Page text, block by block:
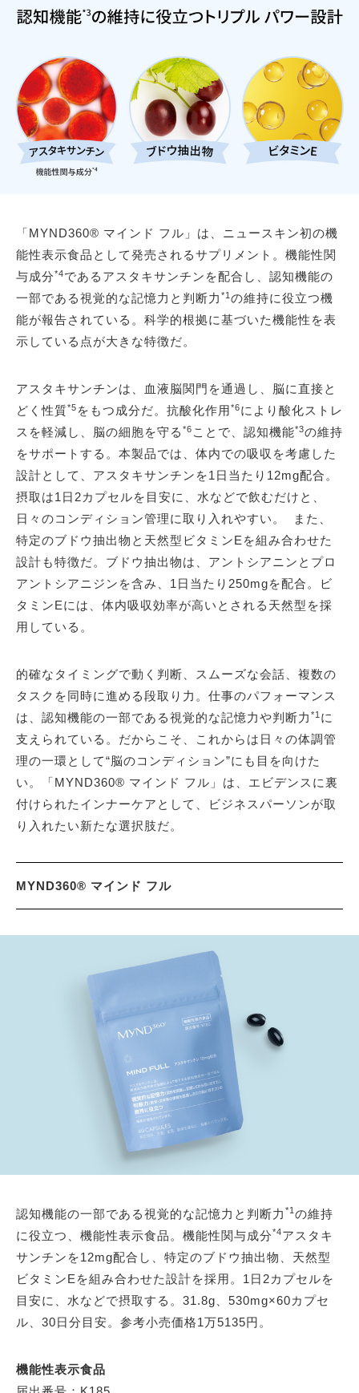
「MYND360® マインド フル」は、ニュースキン初の機
能性表示食品として発売されるサプリメント。機能性関
与成分*4であるアスタキサンチンを配合し、認知機能の
一部である視覚的な記憶力と判断力 *1 の維持に役立つ機
能が報告されている。科学的根拠に基づいた機能性を表
示している点が大きな特徴だ。
アスタキサンチンは、血液脳関門を通過し、脳に直接と
どく性質*5 をもつ成分だ。抗酸化作用*6により酸化ストレ
スを軽減し、脳の細胞を守る *6 ことで、認知機能*3の維持
をサポートする。本製品では、体内での吸収を考慮した
設計として、アスタキサンチンを1日当たり12mg配合。
摂取は1日2カプセルを目安に、水などで飲むだけと、
日々のコンディション管理に取り入れやすい。 また、
特定のブドウ抽出物と天然型ビタミンEを組み合わせた
設計も特徴だ。ブドウ抽出物は、アントシアニンとプロ
アントシアニジンを含み、1日当たり250mgを配合。ビ
タミンEには、体内吸収効率が高いとされる天然型を採
用している。
的確なタイミングで動く判断、スムーズな会話、複数の
タスクを同時に進める段取り力。仕事のパフォーマンス
は、認知機能の一部である視覚的な記憶力や判断力 *1 に
支えられている。だからこそ、これからは日々の体調管
理の一環として“脳のコンディション”にも目を向けた
い。「MYND360® マインド フル」は、エビデンスに裏
付けられたインナーケアとして、ビジネスパーソンが取
り入れたい新たな選択肢だ。
MYND360® マインド フル
認知機能の一部である視覚的な記憶力と判断力 *1 の維持
に役立つ、機能性表示食品。機能性関与成分*4アスタキ
サンチンを12mg配合し、特定のブドウ抽出物、天然型
ビタミンEを組み合わせた設計を採用。1日2カプセルを
目安に、水などで摂取する。31.8g、530mg×60カプセ
ル、30日分目安。参考小売価格1万5135円。
機能性表示食品